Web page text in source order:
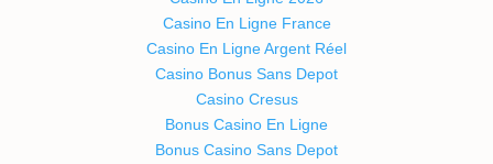
Casino En Ligne France
Casino En Ligne Argent Réel
Casino Bonus Sans Depot
Casino Cresus
Bonus Casino En Ligne
Bonus Casino Sans Depot